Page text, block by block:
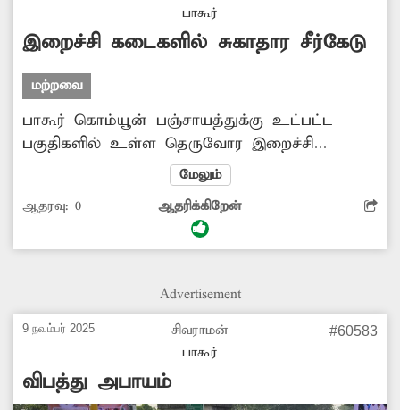
பாகூர்
இறைச்சி கடைகளில் சுகாதார சீர்கேடு
மற்றவை
பாகூர் கொம்யூன் பஞ்சாயத்துக்கு உட்பட்ட
பகுதிகளில் உள்ள தெருவோர இறைச்சி
கடைகள் சுகாதாரமற்ற நிலையில் செயல்பட்டு
வருகிறது. இறைச்சி கழிவுகளை
சாலையோரத்தில் கொட்டுவதால் சுகாதார
சீர்கேடு ஏற்பட்டுள்ளது. தடைசெய்யப்பட்ட
வருகின்றனர். இதை தடுக்க நடவடிக்கை
மேலும்
ஆதரவு: 0 ஆதரிக்கிறேன்
Advertisement
9 நவம்பர் 2025
சிவராமன்
பாகூர்
#60583
விபத்து அபாயம்